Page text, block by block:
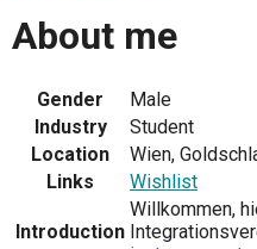
About me
Gender
Male
Industry
Student
Location
Wien,
Links
Wishlist
Introduction
Willkommen,